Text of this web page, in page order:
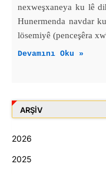
nexweşxaneya ku lê
Hunermenda navdar
lösemiyê (penceşêra
Devamını Oku »
ARŞIV
2026
2025